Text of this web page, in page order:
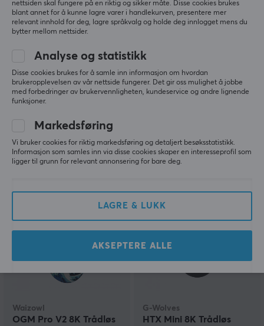
Pulsar
Xlite v4 Large Trådløs
(9)
Endgame Gear
XM2 8K Kablet
(14)
Waizowl
OGM Pro V2 8K Trådløs
G-Wolves
HTX Mini 8K Trådløs
nettsiden skal fungere på en riktig og sikker måte. Disse cookies brukes
blant annet for å kunne lagre varer i handlekurven, presentere mer
relevant innhold for deg, lagre språkvalg og holde deg innlogget mens du
bytter mellom nettsider.
Analyse og statistikk
Disse cookies brukes for å samle inn informasjon om hvordan
brukeropplevelsen av vår nettside fungerer. Det gir oss mulighet å jobbe
med forbedringer av brukervennligheten, kundeservice og andre lignende
funksjoner.
Markedsføring
Vi bruker cookies for riktig markedsføring og detaljert besøksstatistikk.
Informasjon som samles inn via disse cookies skaper en interesseprofil som
ligger til grunn for relevant annonsering for bare deg.
LAGRE & LUKK
AKSEPTERE ALLE